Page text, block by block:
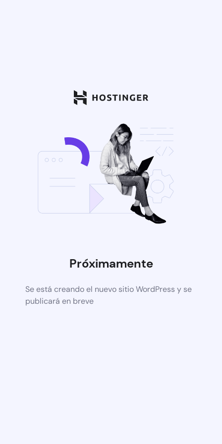
Próximamente
Se está creando el nuevo sitio WordPress y se
publicará en breve